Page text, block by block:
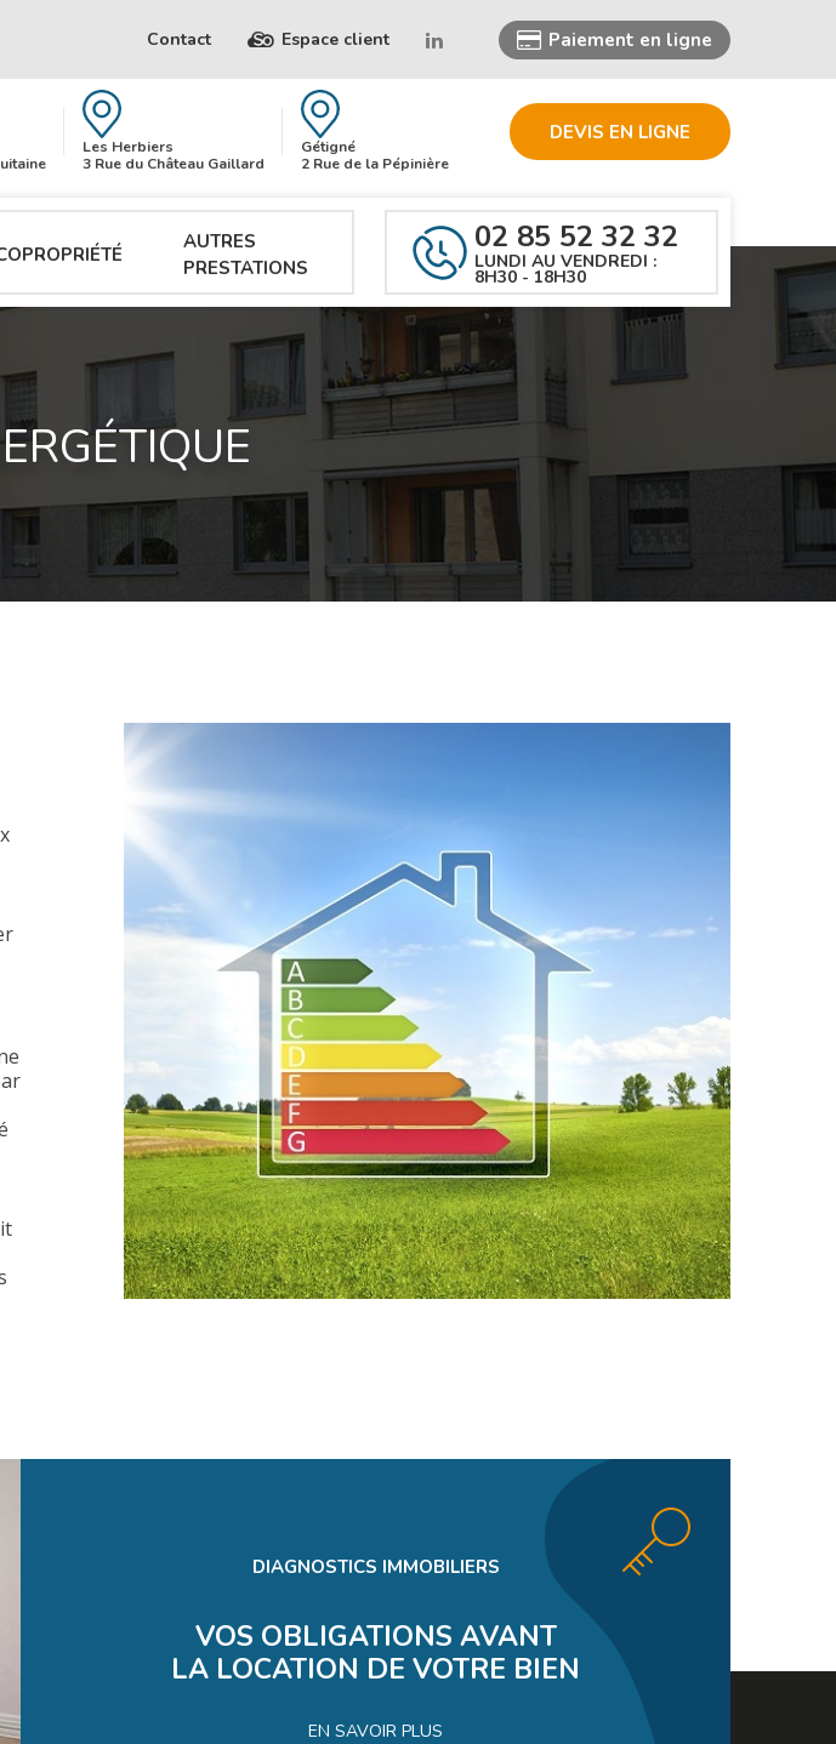
Contact Espace client Paiement en ligne
Les Herbiers
3 Rue du Château Gaillard
Gétigné
2 Rue de la Pépinière
DEVIS EN LIGNE
AUTRES
PRESTATIONS
02 85 52 32 32
LUNDI AU VENDREDI :
8H30 - 18H30
DIAGNOSTICS IMMOBILIERS
VOS OBLIGATIONS AVANT
LA LOCATION DE VOTRE BIEN
EN SAVOIR PLUS